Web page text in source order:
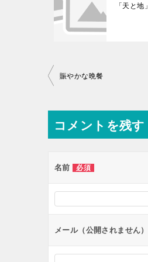
「天と地」
投
ナ
ビ
ー
ョ
ン
賑やかな晩餐
コメントを残す
名前 必須
メール（公開されません）